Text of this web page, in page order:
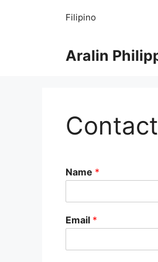
Filipino
Aralin
Name *
Email *